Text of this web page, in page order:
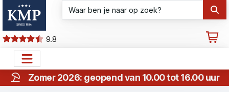
9.8
Zomer 2026: geopend van 10.00 tot 16.00 uur